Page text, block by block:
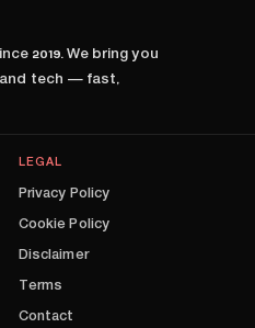
2019. We bring you
and tech — fast,
LEGAL
Privacy Policy
Cookie Policy
Disclaimer
Terms
Contact